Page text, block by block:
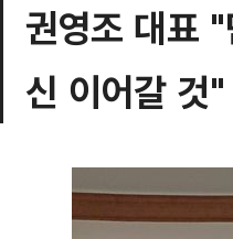
권영조 대표
신 이어갈 것"